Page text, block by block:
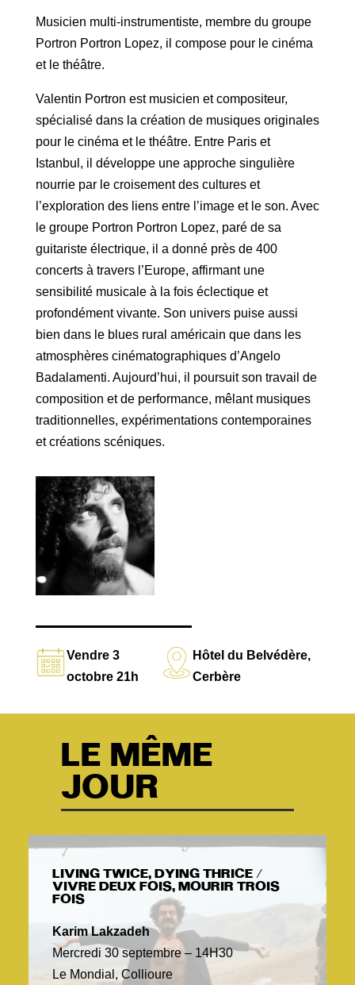
Musicien multi-instrumentiste, membre du groupe
Portron Portron Lopez, il compose pour le cinéma
et le théâtre.
Valentin Portron est musicien et compositeur,
spécialisé dans la création de musiques originales
pour le cinéma et le théâtre. Entre Paris et
Istanbul, il développe une approche singulière
nourrie par le croisement des cultures et
l’exploration des liens entre l’image et le son. Avec
le groupe Portron Portron Lopez, paré de sa
guitariste électrique, il a donné près de 400
concerts à travers l’Europe, affirmant une
sensibilité musicale à la fois éclectique et
profondément vivante. Son univers puise aussi
bien dans le blues rural américain que dans les
atmosphères cinématographiques d’Angelo
Badalamenti. Aujourd’hui, il poursuit son travail de
composition et de performance, mêlant musiques
traditionnelles, expérimentations contemporaines
et créations scéniques.
Vendre 3
octobre 21h
Hôtel du Belvédère,
Cerbère
LE MÊME
JOUR
LIVING TWICE, DYING THRICE /
VIVRE DEUX FOIS, MOURIR TROIS
FOIS
Karim Lakzadeh
Mercredi 30 septembre – 14H30
Le Mondial, Collioure